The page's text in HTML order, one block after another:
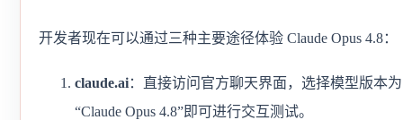
开发者现在可以通过三种主要途径体验 Claude Opus 4.8：
claude.ai：直接访问官方聊天界面，选择模型版本为
“Claude Opus 4.8”即可进行交互测试。